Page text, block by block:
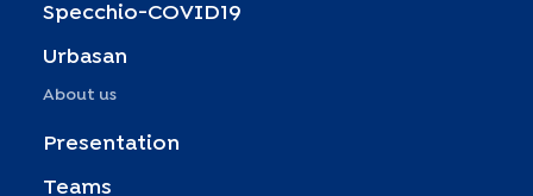
Specchio-COVID19
Urbasan
About us
Presentation
Teams